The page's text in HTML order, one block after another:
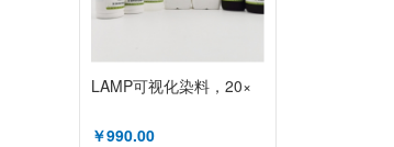
LAMP可视化染料，20×
￥990.00